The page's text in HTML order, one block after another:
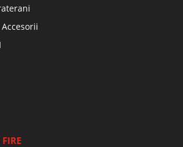
Accesorii
FIRE